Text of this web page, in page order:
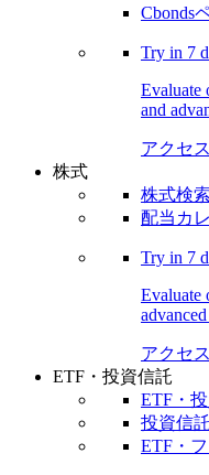
Cbonds
Try in 7
Evaluate
and
アクセ
株式
株式検索
配当カ
Try in 7
Evaluate
アクセ
ETF・投資信託
ETF・
投資信
ETF・